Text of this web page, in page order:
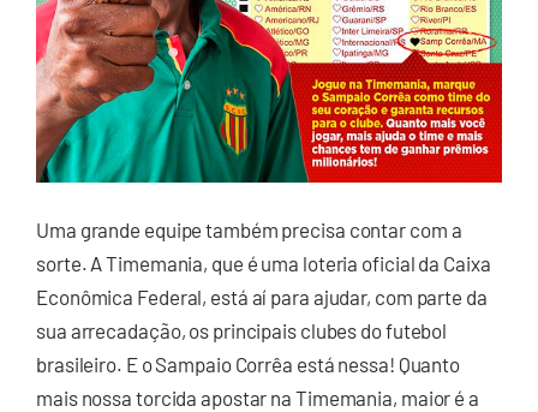
Uma grande equipe também precisa contar com a
sorte. A Timemania, que é uma loteria oficial da Caixa
Econômica Federal, está aí para ajudar, com parte da
sua arrecadação, os principais clubes do futebol
brasileiro. E o Sampaio Corrêa está nessa! Quanto
mais nossa torcida apostar na Timemania, maior é a